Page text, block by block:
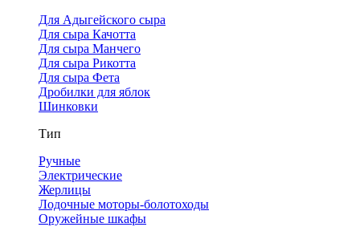
Для Адыгейского сыра
Для сыра Качотта
Для сыра Манчего
Для сыра Рикотта
Для сыра Фета
Дробилки для яблок
Шинковки
Тип
Ручные
Электрические
Жерлицы
Лодочные моторы-болотоходы
Оружейные шкафы